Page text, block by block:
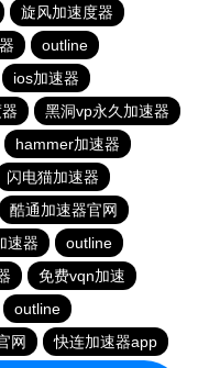
旋风加速度器
outline
ios加速器
黑洞vp永久加速器
hammer加速器
闪电猫加速器
酷通加速器官网
速器
outline
免费vqn加速
outline
网
快连加速器app